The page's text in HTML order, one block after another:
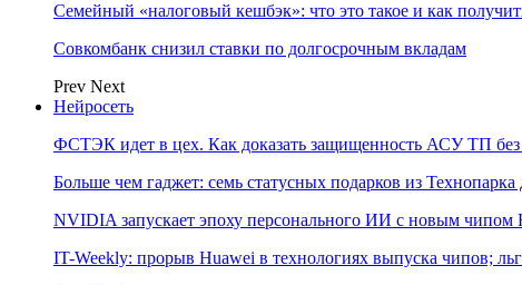
Семейный «налоговый кешбэк»: что это такое и как
Совкомбанк снизил ставки по долгосрочным вкладам
Prev Next
Нейросеть
ФСТЭК идет в цех. Как доказать защищенность АСУ ТП без
Больше чем гаджет: семь статусных подарков из
NVIDIA запускает эпоху персонального ИИ с новым чипом
IT-Weekly: прорыв Huawei в технологиях выпуска чипов;